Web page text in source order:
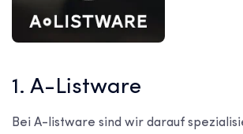
1. A-Listware
Bei A-listware sind wir darauf